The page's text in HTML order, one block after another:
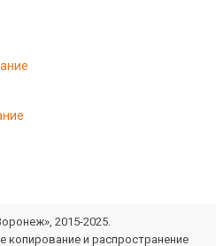
2015-2025.
копирование и распространение